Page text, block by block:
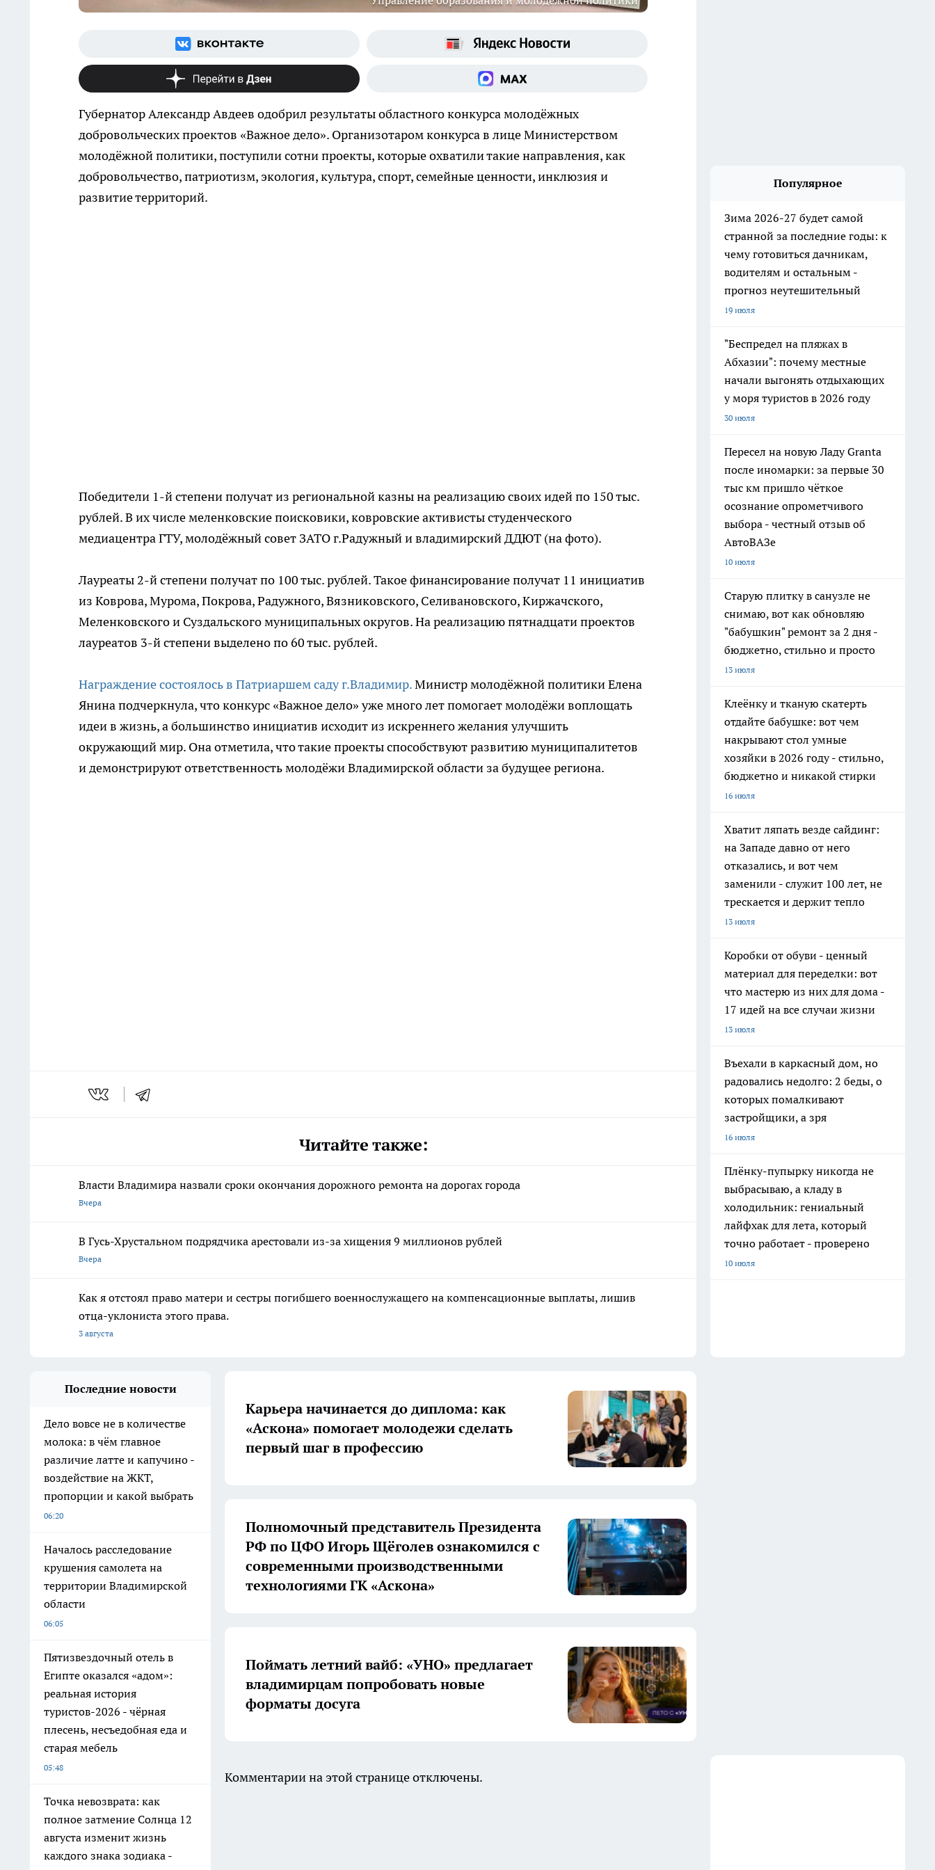
Губернатор Александр Авдеев одобрил результаты областного конкурса молодёжных
добровольческих проектов «Важное дело». Организотаром конкурса в лице Министерством
молодёжной политики, поступили сотни проекты, которые охватили такие направления, как
добровольчество, патриотизм, экология, культура, спорт, семейные ценности, инклюзия и
развитие территорий.
Победители 1-й степени получат из региональной казны на реализацию своих идей по 150 тыс.
рублей. В их числе меленковские поисковики, ковровские активисты студенческого
медиацентра ГТУ, молодёжный совет ЗАТО г.Радужный и владимирский ДДЮТ (на фото).
Лауреаты 2-й степени получат по 100 тыс. рублей. Такое финансирование получат 11 инициатив
из Коврова, Мурома, Покрова, Радужного, Вязниковского, Селивановского, Киржачского,
Меленковского и Суздальского муниципальных округов. На реализацию пятнадцати проектов
лауреатов 3-й степени выделено по 60 тыс. рублей.
Награждение состоялось в Патриаршем саду г.Владимир.Министр молодёжной политики Елена
Янина подчеркнула, что конкурс «Важное дело» уже много лет помогает молодёжи воплощать
идеи в жизнь, а большинство инициатив исходит из искреннего желания улучшить
окружающий мир. Она отметила, что такие проекты способствуют развитию муниципалитетов
и демонстрируют ответственность молодёжи Владимирской области за будущее региона.
Читайте также:
Власти Владимира назвали сроки окончания дорожного ремонта на дорогах города
Вчера
В Гусь-Хрустальном подрядчика арестовали из-за хищения 9 миллионов рублей
Вчера
Как я отстоял право матери и сестры погибшего военнослужащего на компенсационные выплаты, лишив
отца-уклониста этого права.
3 августа
Популярное
Зима 2026-27 будет самой
странной за последние годы: к
чему готовиться дачникам,
водителям и остальным -
прогноз неутешительный
19 июля
"Беспредел на пляжах в
Абхазии": почему местные
начали выгонять отдыхающих
у моря туристов в 2026 году
30 июля
Пересел на новую Ладу Granta
после иномарки: за первые 30
тыс км пришло чёткое
осознание опрометчивого
выбора - честный отзыв об
АвтоВАЗе
10 июля
Старую плитку в санузле не
снимаю, вот как обновляю
"бабушкин" ремонт за 2 дня -
бюджетно, стильно и просто
13 июля
Клеёнку и тканую скатерть
отдайте бабушке: вот чем
накрывают стол умные
хозяйки в 2026 году - стильно,
бюджетно и никакой стирки
16 июля
Хватит ляпать везде сайдинг:
на Западе давно от него
отказались, и вот чем
заменили - служит 100 лет, не
трескается и держит тепло
13 июля
Коробки от обуви - ценный
материал для переделки: вот
что мастерю из них для дома -
17 идей на все случаи жизни
13 июля
Въехали в каркасный дом, но
радовались недолго: 2 беды, о
которых помалкивают
застройщики, а зря
16 июля
Плёнку-пупырку никогда не
выбрасываю, а кладу в
холодильник: гениальный
лайфхак для лета, который
точно работает - проверено
10 июля
Последние новости
Дело вовсе не в количестве
молока: в чём главное
различие латте и капучино -
воздействие на ЖКТ,
пропорции и какой выбрать
06:20
Началось расследование
крушения самолета на
территории Владимирской
области
06:05
Пятизвездочный отель в
Египте оказался «адом»:
реальная история
туристов-2026 - чёрная
плесень, несъедобная еда и
старая мебель
05:48
Точка невозврата: как
полное затмение Солнца 12
августа изменит жизнь
каждого знака зодиака -
Карьера начинается до диплома: как
«Аскона» помогает молодежи сделать
первый шаг в профессию
Полномочный представитель Президента
РФ по ЦФО Игорь Щёголев ознакомился с
современными производственными
технологиями ГК «Аскона»
Поймать летний вайб: «УНО» предлагает
владимирцам попробовать новые
форматы досуга
Комментарии на этой странице отключены.